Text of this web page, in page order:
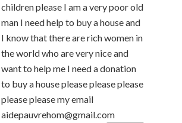
children please I am a very poor old
man I need help to buy a house and
I know that there are rich women in
the world who are very nice and
want to help me I need a donation
to buy a house please please please
please please my email
aidepauvrehom@gmail.com